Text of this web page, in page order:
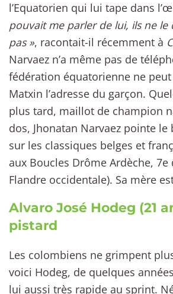
l’Equatorien qui lui tape dans
pouvait me parler de lui, ils ne le
pas », racontait-il récemment à
Narvaez n’a même pas de
fédération équatorienne ne
Matxin l’adresse du garçon.
plus tard, maillot de champion
dos, Jhonatan Narvaez pointe le
sur les classiques belges et
aux Boucles Drôme Ardèche, 7e
Flandre occidentale). Sa mère
Alvaro José Hodeg (21
pistard
Les colombiens ne grimpent
voici Hodeg, de quelques
lui aussi très rapide au sprint.